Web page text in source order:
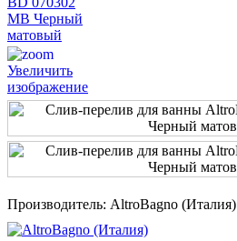
Увеличить
изображение
Производитель: AltroBagno (Италия)